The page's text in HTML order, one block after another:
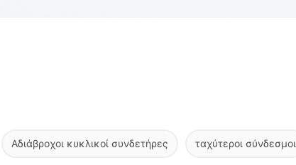
Αδιάβροχοι κυκλικοί συνδετήρες ταχύτεροι σύνδεσμοι